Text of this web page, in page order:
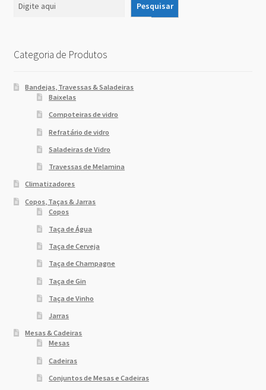
Pesquisar
Categoria de Produtos
Bandejas, Travessas & Saladeiras
Baixelas
Compoteiras de vidro
Refratário de vidro
Saladeiras de Vidro
Travessas de Melamina
Climatizadores
Copos, Taças & Jarras
Copos
Taça de Água
Taça de Cerveja
Taça de Champagne
Taça de Gin
Taça de Vinho
Jarras
Mesas & Cadeiras
Mesas
Cadeiras
Conjuntos de Mesas e Cadeiras